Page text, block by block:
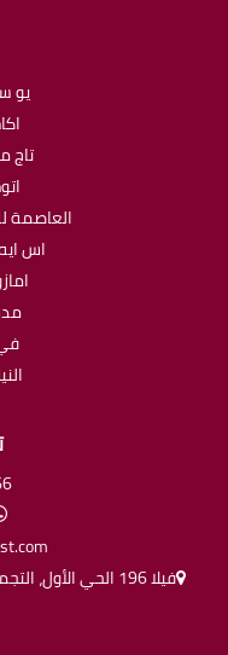
يو
تاج
العاصمة
اس
فيلا 196 الحي الأول، التجمع الخامس - القاهرة الجديدة-القاهرة مصر